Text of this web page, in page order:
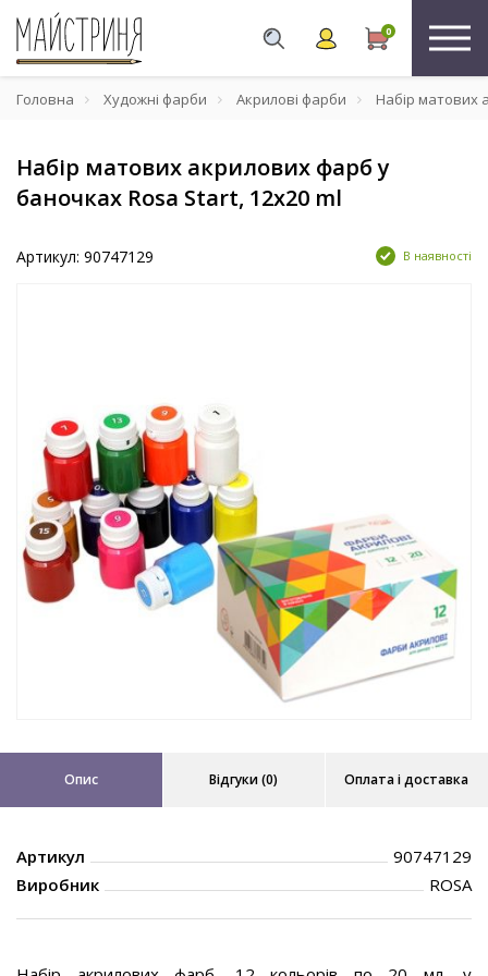
0
Головна Художні фарби Акрилові фарби Набір матових
Набір матових акрилових фарб у
баночках Rosa Start, 12x20 ml
Артикул: 90747129 В наявності
Опис Відгуки (0) Оплата і доставка
Артикул
90747129
Виробник
ROSA